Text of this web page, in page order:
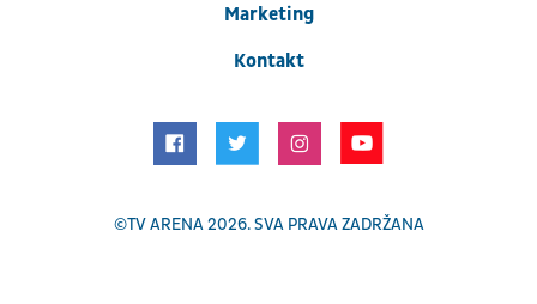
Marketing
Kontakt
©TV ARENA2026. SVA PRAVA ZADRŽANA